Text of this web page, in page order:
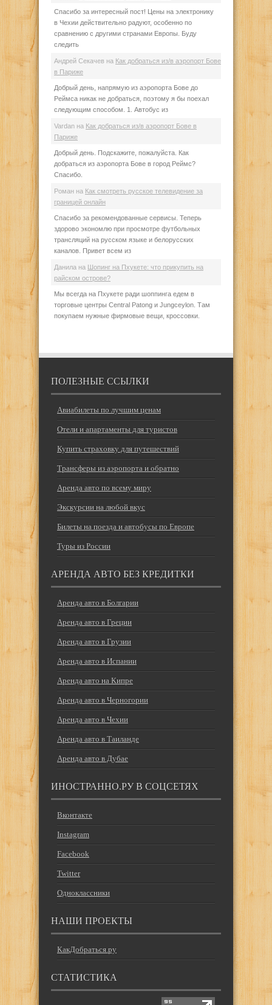
Спасибо за интересный пост! Цены на электронику
в Чехии действительно радуют, особенно по
сравнению с другими странами Европы. Буду
следить
Андрей Секачев на Как добраться из/в аэропорт Бове
в Париже
Добрый день, напрямую из аэропорта Бове до
Реймса никак не добраться, поэтому я бы поехал
следующим способом. 1. Автобус из
Vardan на Как добраться из/в аэропорт Бове в
Париже
Добрый день. Подскажите, пожалуйста. Как
добраться из аэропорта Бове в город Реймс?
Спасибо.
Роман на Как смотреть русское телевидение за
границей онлайн
Спасибо за рекомендованные сервисы. Теперь
здорово экономлю при просмотре футбольных
трансляций на русском языке и белорусских
каналов. Привет всем из
Данила на Шопинг на Пхукете: что прикупить на
райском острове?
Мы всегда на Пхукете ради шоппинга едем в
торговые центры Central Patong и Jungceylon. Там
покупаем нужные фирмовые вещи, кроссовки.
ПОЛЕЗНЫЕ ССЫЛКИ
Авиабилеты по лучшим ценам
Отели и апартаменты для туристов
Купить страховку для путешествий
Трансферы из аэропорта и обратно
Аренда авто по всему миру
Экскурсии на любой вкус
Билеты на поезда и автобусы по Европе
Туры из России
АРЕНДА АВТО БЕЗ КРЕДИТКИ
Аренда авто в Болгарии
Аренда авто в Греции
Аренда авто в Грузии
Аренда авто в Испании
Аренда авто на Кипре
Аренда авто в Черногории
Аренда авто в Чехии
Аренда авто в Таиланде
Аренда авто в Дубае
ИНОСТРАННО.РУ В СОЦСЕТЯХ
Вконтакте
Instagram
Facebook
Twitter
Одноклассники
НАШИ ПРОЕКТЫ
КакДобраться.ру
СТАТИСТИКА